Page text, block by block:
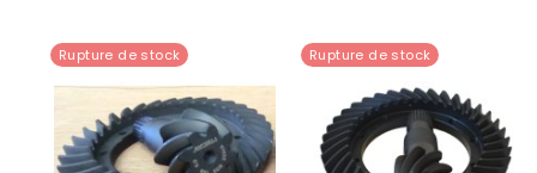
Rupture de stock Rupture de stock